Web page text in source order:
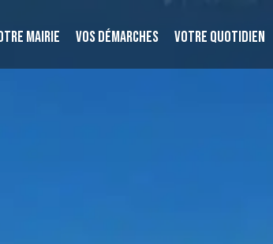
MAIRIE VOS DÉMARCHES VOTRE QUOTIDIEN